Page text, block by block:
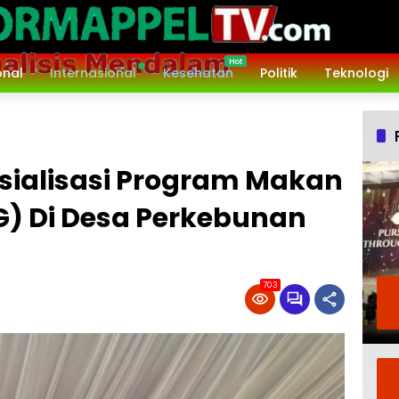
Internasional Kesehatan Politik Teknologi
Program Makan
Di Desa Perkebunan
703